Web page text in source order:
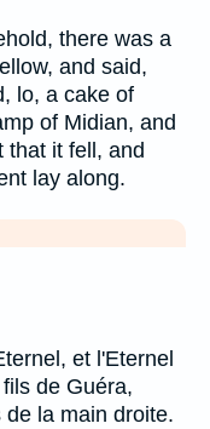
there was a
and said,
lo, a cake of
of Midian, and
that it fell, and
lay along.
et l'Eternel
de Guéra,
la main droite.